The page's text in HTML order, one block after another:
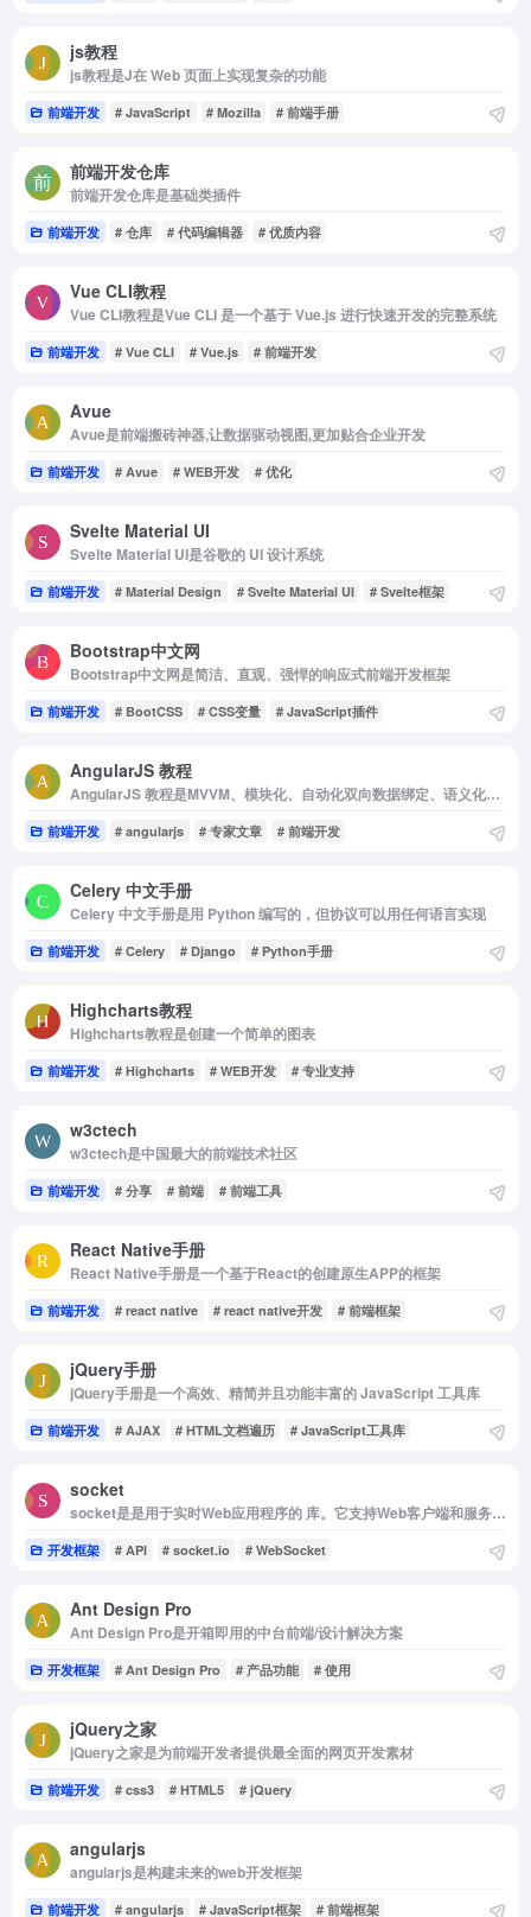
js教程
js教程是J在 Web 页面上实现复杂的功能
前端开发 # JavaScript # Mozilla # 前端手册
前端开发仓库
前端开发仓库是基础类插件
前端开发 # 仓库 # 代码编辑器 # 优质内容
Vue CLI教程
Vue CLI教程是Vue CLI 是一个基于 Vue.js 进行快速开发的完整系统
前端开发 # Vue CLI # Vue.js # 前端开发
Avue
Avue是前端搬砖神器,让数据驱动视图,更加贴合企业开发
前端开发 # Avue # WEB开发 # 优化
Svelte Material UI
Svelte Material UI是谷歌的 UI 设计系统
前端开发 # Material Design # Svelte Material UI # Svelte框架
Bootstrap中文网
Bootstrap中文网是简洁、直观、强悍的响应式前端开发框架
前端开发 # BootCSS # CSS变量 # JavaScript插件
AngularJS 教程
AngularJS 教程是MVVM、模块化、自动化双向数据绑定、语义化标签、依赖注入等等
前端开发 # angularjs # 专家文章 # 前端开发
Celery 中文手册
Celery 中文手册是用 Python 编写的，但协议可以用任何语言实现
前端开发 # Celery # Django # Python手册
Highcharts教程
Highcharts教程是创建一个简单的图表
前端开发 # Highcharts # WEB开发 # 专业支持
w3ctech
w3ctech是中国最大的前端技术社区
前端开发 # 分享 # 前端 # 前端工具
React Native手册
React Native手册是一个基于React的创建原生APP的框架
前端开发 # react native # react native开发 # 前端框架
jQuery手册
jQuery手册是一个高效、精简并且功能丰富的 JavaScript 工具库
前端开发 # AJAX # HTML文档遍历 # JavaScript工具库
socket
socket是是用于实时Web应用程序的 库。它支持Web客户端和服务器之间的实时双向通信。
开发框架 # API # socket.io # WebSocket
Ant Design Pro
Ant Design Pro是开箱即用的中台前端/设计解决方案
开发框架 # Ant Design Pro # 产品功能 # 使用
jQuery之家
jQuery之家是为前端开发者提供最全面的网页开发素材
前端开发 # css3 # HTML5 # jQuery
angularjs
angularjs是构建未来的web开发框架
前端开发 # angularjs # JavaScript框架 # 前端框架